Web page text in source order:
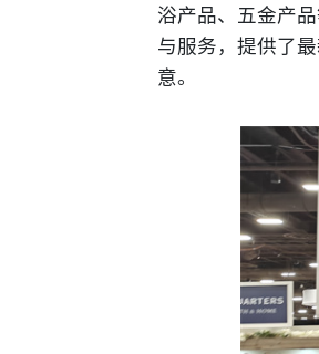
浴产品、五金产
与服务，提供了
意。